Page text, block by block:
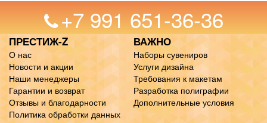
+7 991 651-36-36
ПРЕСТИЖ-Z
О нас
Новости и акции
Наши менеджеры
Гарантии и возврат
Отзывы и благодарности
Политика обработки данных
ВАЖНО
Наборы сувениров
Услуги дизайна
Требования к макетам
Разработка полиграфии
Дополнительные условия